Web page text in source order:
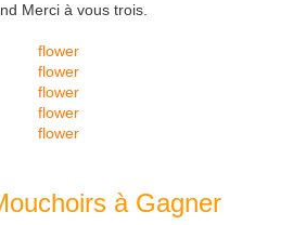
Merci à vous trois.
à Gagner